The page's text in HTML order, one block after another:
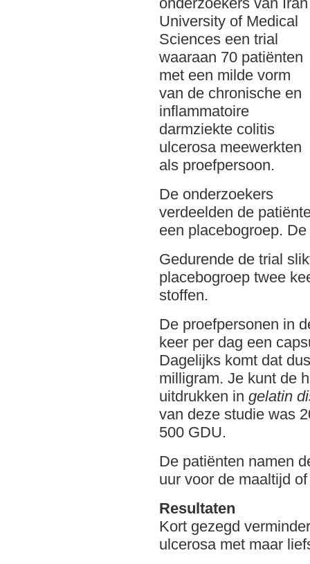
University of Medical
Sciences een trial
waaraan 70 patiënten
met een milde vorm
van de chronische en
inflammatoire
darmziekte colitis
ulcerosa meewerkten
als proefpersoon.
De onderzoekers
verdeelden de
een placebogroep.
Gedurende de trial
placebogroep twee
stoffen.
De proefpersonen in
keer per dag een
Dagelijks komt dat
milligram. Je kunt de
uitdrukken in gelatin
van deze studie was
500 GDU.
De patiënten namen
uur voor de maaltijd
Resultaten
Kort gezegd
ulcerosa met maar